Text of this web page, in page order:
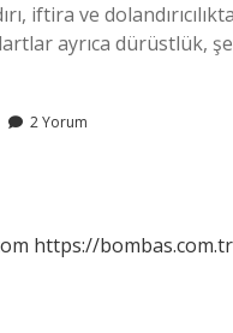
iftira ve
ayrıca dürüstlük,
2 Yorum
https://bombas.com.tr